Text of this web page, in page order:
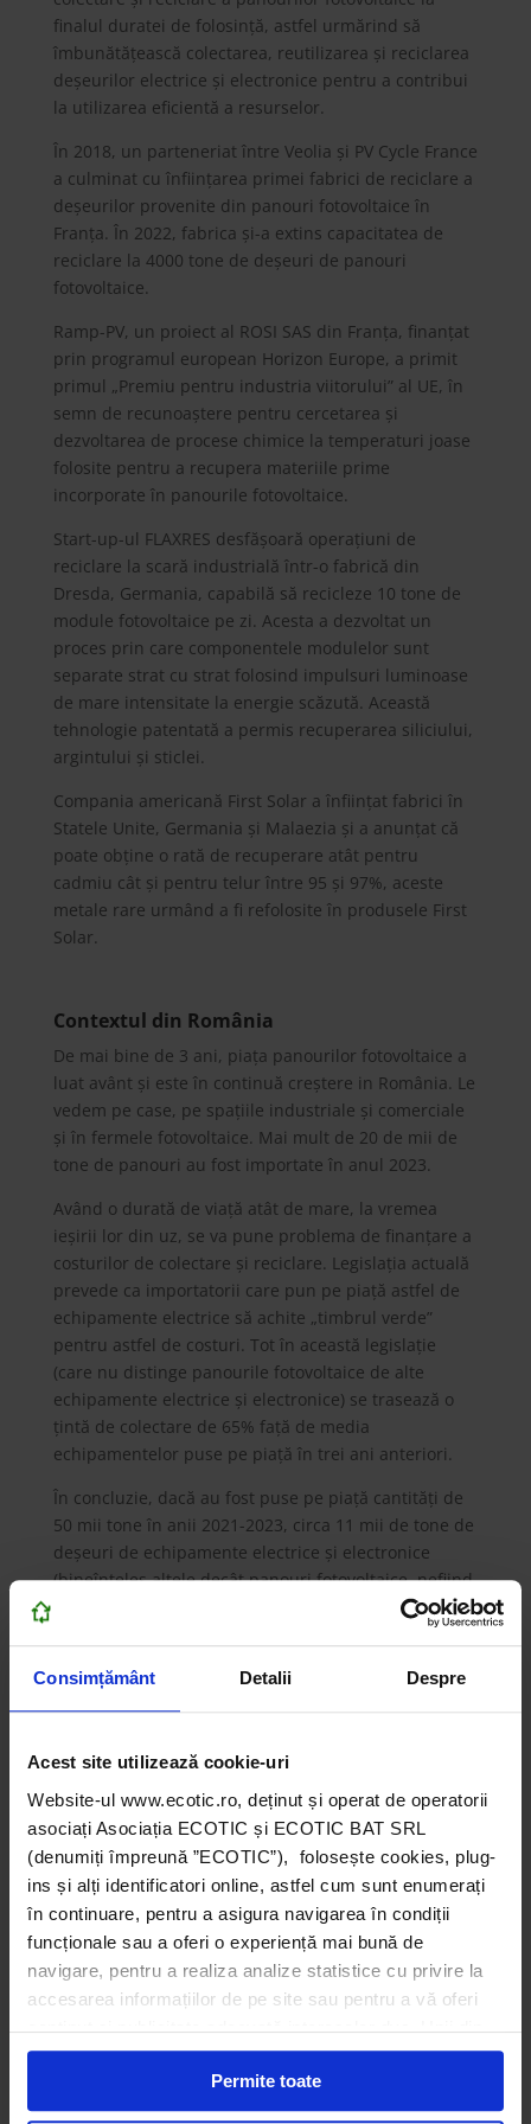
Consimțământ Detalii Despre
Acest site utilizează cookie-uri
Website-ul www.ecotic.ro, deținut și operat de operatorii
asociați Asociația ECOTIC și ECOTIC BAT SRL
(denumiți împreună ”ECOTIC”), folosește cookies, plug-
ins și alți identificatori online, astfel cum sunt enumerați
în continuare, pentru a asigura navigarea în condiții
funcționale sau a oferi o experiență mai bună de
navigare, pentru a realiza analize statistice cu privire la
accesarea informațiilor de pe site sau pentru a vă oferi
conținut și publicitate adecvată intereselor dvs. Unii din
acești identificatori online sunt plasați de către ECOTIC
(cookie-uri primare), alții sunt cookie-uri dintr-un domeniu
diferit de domeniul site-ului web pe care îl vizitați (cookie-
Permite toate
finalul duratei de folosință, astfel urmărind să
îmbunătățească colectarea, reutilizarea și reciclarea
deșeurilor electrice și electronice pentru a contribui
la utilizarea eficientă a resurselor.
În 2018, un parteneriat între Veolia și PV Cycle France
a culminat cu înființarea primei fabrici de reciclare a
deșeurilor provenite din panouri fotovoltaice în
Franța. În 2022, fabrica și-a extins capacitatea de
reciclare la 4000 tone de deșeuri de panouri
fotovoltaice.
Ramp-PV, un proiect al ROSI SAS din Franța, finanțat
prin programul european Horizon Europe, a primit
primul „Premiu pentru industria viitorului” al UE, în
semn de recunoaștere pentru cercetarea și
dezvoltarea de procese chimice la temperaturi joase
folosite pentru a recupera materiile prime
incorporate în panourile fotovoltaice.
Start-up-ul FLAXRES desfășoară operațiuni de
reciclare la scară industrială într-o fabrică din
Dresda, Germania, capabilă să recicleze 10 tone de
module fotovoltaice pe zi. Acesta a dezvoltat un
proces prin care componentele modulelor sunt
separate strat cu strat folosind impulsuri luminoase
de mare intensitate la energie scăzută. Această
tehnologie patentată a permis recuperarea siliciului,
argintului și sticlei.
Compania americană First Solar a înființat fabrici în
Statele Unite, Germania și Malaezia și a anunțat că
poate obține o rată de recuperare atât pentru
cadmiu cât și pentru telur între 95 și 97%, aceste
metale rare urmând a fi refolosite în produsele First
Solar.
Contextul din România
De mai bine de 3 ani, piața panourilor fotovoltaice a
luat avânt și este în continuă creștere in România. Le
vedem pe case, pe spațiile industriale și comerciale
și în fermele fotovoltaice. Mai mult de 20 de mii de
tone de panouri au fost importate în anul 2023.
Având o durată de viață atât de mare, la vremea
ieșirii lor din uz, se va pune problema de finanțare a
costurilor de colectare și reciclare. Legislația actuală
prevede ca importatorii care pun pe piață astfel de
echipamente electrice să achite „timbrul verde”
pentru astfel de costuri. Tot în această legislație
(care nu distinge panourile fotovoltaice de alte
echipamente electrice și electronice) se trasează o
țintă de colectare de 65% față de media
echipamentelor puse pe piață în trei ani anteriori.
În concluzie, dacă au fost puse pe piață cantități de
50 mii tone în anii 2021-2023, circa 11 mii de tone de
deșeuri de echipamente electrice și electronice
(bineînțeles altele decât panouri fotovoltaice, nefiind
încă ieșite din uz) vor trebui colectate și finanțate de
Soluția ar fi ca pentru aceste echipamente să existe o
verde dat de importatori să fie pus într-un fond
Concluzii
Pentru a remedia provocările existente și a
îmbunătăți piața reciclării panourilor fotovoltaice,
este importantă participarea tuturor părților
interesate: a producătorilor de panouri fotovoltaice,
a companiilor de gestionare a deșeurilor, a
a publicului. Participarea actorilor relevanți poate